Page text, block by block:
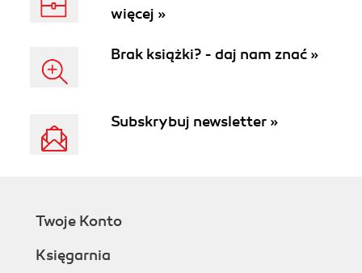
więcej »
Brak książki? - daj nam znać »
Subskrybuj newsletter »
Twoje Konto
Księgarnia